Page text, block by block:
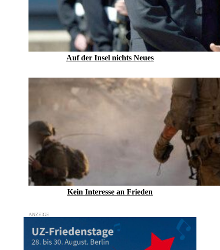
Auf der Insel nichts Neues
Kein Inte­resse an Frieden